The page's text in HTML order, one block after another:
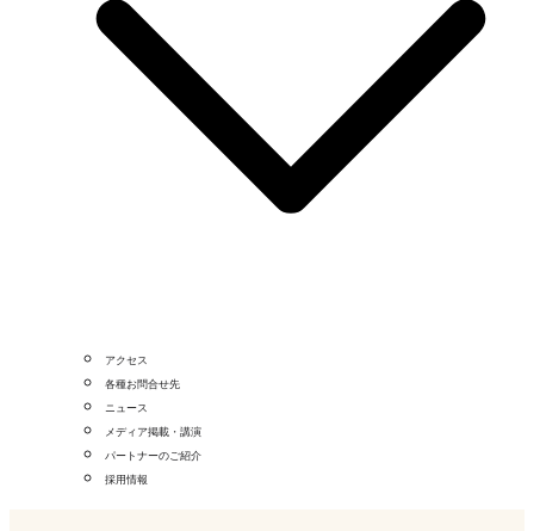
アクセス
各種お問合せ先
ニュース
メディア掲載・講演
パートナーのご紹介
採用情報